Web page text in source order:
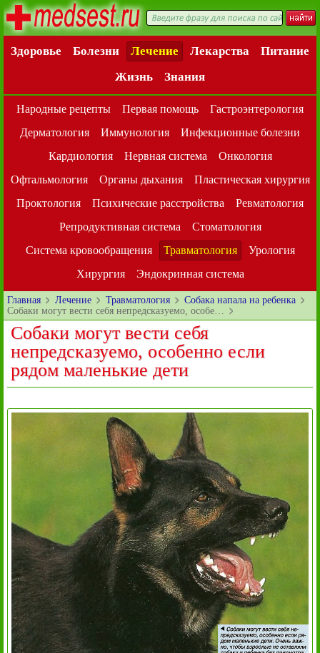
Здоровье Болезни Лечение Лекарства
Питание
Жизнь
Знания
Народные рецепты Первая помощь
Гастроэнтерология
Дерматология
Иммунология
Инфекционные болезни
Кардиология
Нервная система
Онкология
Офтальмология
Органы дыхания
Пластическая хирургия
Проктология
Психические расстройства
Ревматология
Репродуктивная система
Стоматология
Система кровообращения
Травматология
Урология
Хирургия
Эндокринная система
Главная Лечение Травматология
Собака напала на ребенка
Собаки могут вести себя непредсказуемо, особе…
Собаки могут вести себя
непредсказуемо, особенно если
рядом маленькие дети